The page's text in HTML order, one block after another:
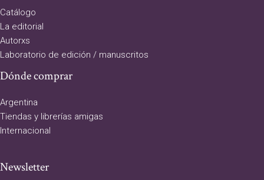
Catálogo
La editorial
Autorxs
Laboratorio de edición / manuscritos
Dónde comprar
Argentina
Tiendas y librerías amigas
Internacional
Newsletter